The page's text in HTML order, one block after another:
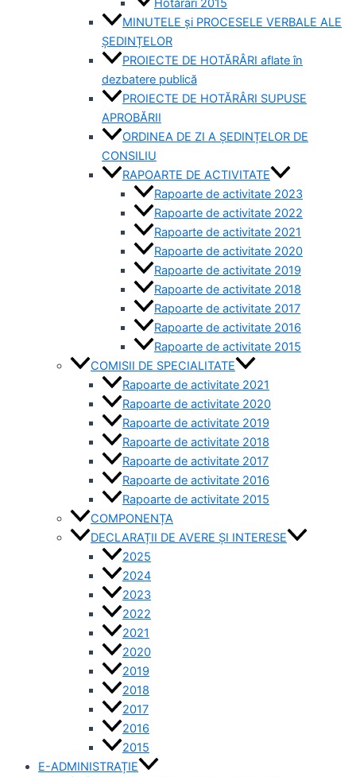
MINUTELE și PROCESELE VERBALE ALE
ȘEDINȚELOR
PROIECTE DE HOTĂRÂRI aflate în
dezbatere publică
PROIECTE DE HOTĂRÂRI SUPUSE
APROBĂRII
ORDINEA DE ZI A ȘEDINȚELOR DE
CONSILIU
RAPOARTE DE ACTIVITATE
Rapoarte de activitate 2023
Rapoarte de activitate 2022
Rapoarte de activitate 2021
Rapoarte de activitate 2020
Rapoarte de activitate 2019
Rapoarte de activitate 2018
Rapoarte de activitate 2017
Rapoarte de activitate 2016
Rapoarte de activitate 2015
COMISII DE SPECIALITATE
Rapoarte de activitate 2021
Rapoarte de activitate 2020
Rapoarte de activitate 2019
Rapoarte de activitate 2018
Rapoarte de activitate 2017
Rapoarte de activitate 2016
Rapoarte de activitate 2015
COMPONENȚA
DECLARAȚII DE AVERE ȘI INTERESE
2025
2024
2023
2022
2021
2020
2019
2018
2017
2016
2015
E-ADMINISTRAȚIE